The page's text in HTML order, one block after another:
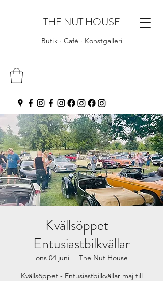
THE NUT HOUSE
Butik · Café · Konstgalleri
Kvällsöppet -
Entusiastbilkvällar
ons 04 juni
  |
The Nut House
Kvällsöppet - Entusiastbilkvällar maj till